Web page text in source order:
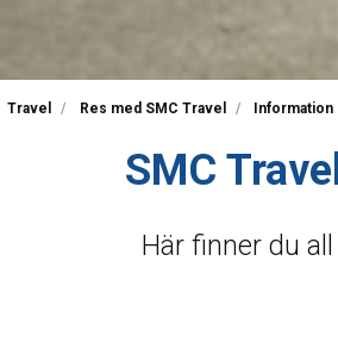
Travel Res med SMC Travel Information
SMC
Här finner du